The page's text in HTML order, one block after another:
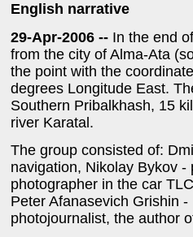
English narrative
29-Apr-2006 -- In the end
from the city of Alma-Ata
the point with the
degrees Longitude East.
Southern Pribalkhash, 15
river Karatal.
The group consisted of:
navigation, Nikolay Bykov
photographer in the car
Peter Afanasevich Grishin
photojournalist, the author